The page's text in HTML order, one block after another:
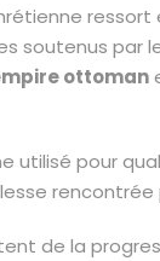
soutenus par
ottoman
utilisé pour
rencontrée
de la